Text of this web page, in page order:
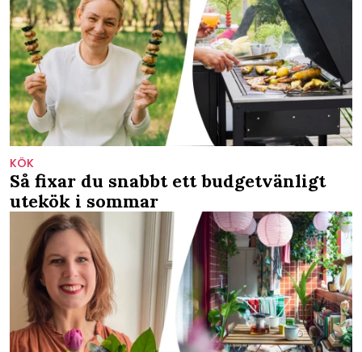
KÖK
Så fixar du snabbt ett budgetvänligt
utekök i sommar